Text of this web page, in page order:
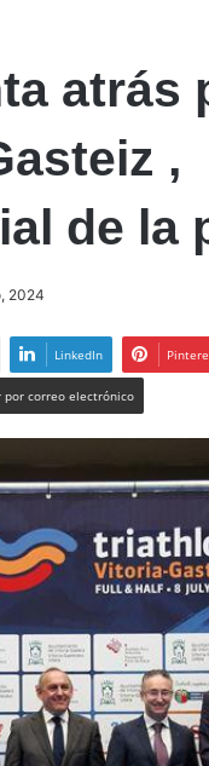
atrás
,
de la
2024
LinkedIn
por correo electrónico